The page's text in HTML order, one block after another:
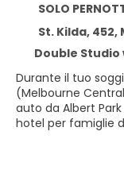
SOLO
St. Kilda,
Durante il tuo
(Melbourne
auto da Albert Park
hotel per famiglie
Un hotel per non
servizi offre